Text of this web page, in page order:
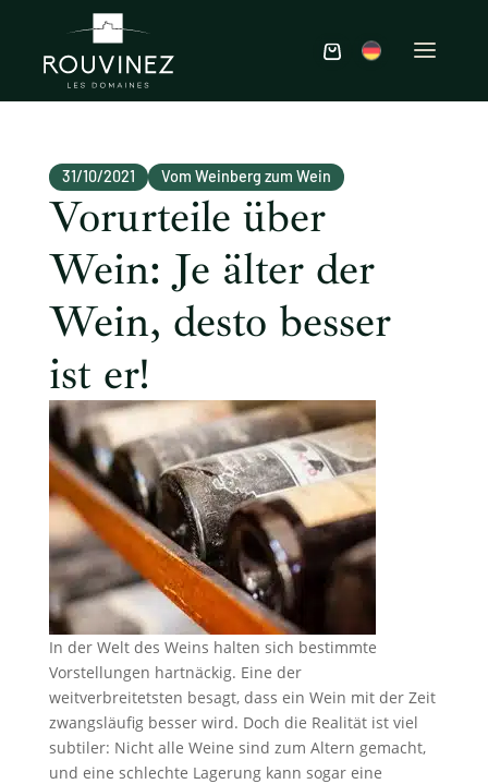
Vorurteile über
Wein: Je älter der
Wein, desto besser
ist er!
31/10/2021 Vom Weinberg zum Wein
In der Welt des Weins halten sich bestimmte
Vorstellungen hartnäckig. Eine der
weitverbreitetsten besagt, dass ein Wein mit der Zeit
zwangsläufig besser wird. Doch die Realität ist viel
subtiler: Nicht alle Weine sind zum Altern gemacht,
und eine schlechte Lagerung kann sogar eine